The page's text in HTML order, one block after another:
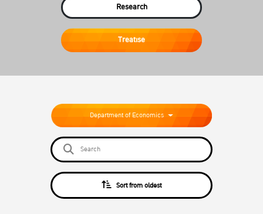
Research
Treatise
Department of Economics
Sort from oldest